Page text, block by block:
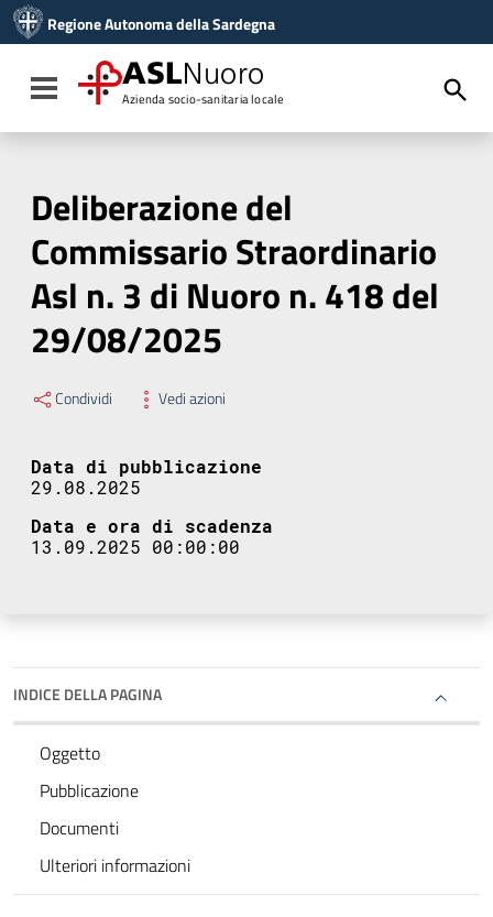
Vai al menu di navigazione
Vai al footer
Regione Autonoma della Sardegna
Toggle navigation
ASLNuoro
Azienda socio-sanitaria locale
Deliberazione del
Commissario Straordinario
Asl n. 3 di Nuoro n. 418 del
29/08/2025
Condividi Vedi azioni
Data di pubblicazione
29.08.2025
Data e ora di scadenza
13.09.2025 00:00:00
INDICE DELLA PAGINA
Oggetto
Pubblicazione
Documenti
Ulteriori informazioni